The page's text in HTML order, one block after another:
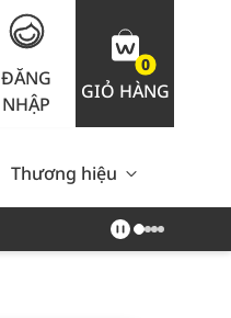
ĐĂNG
NHẬP
0
GIỎ HÀNG
Nam Giới Chăm Sóc
Thương hiệu